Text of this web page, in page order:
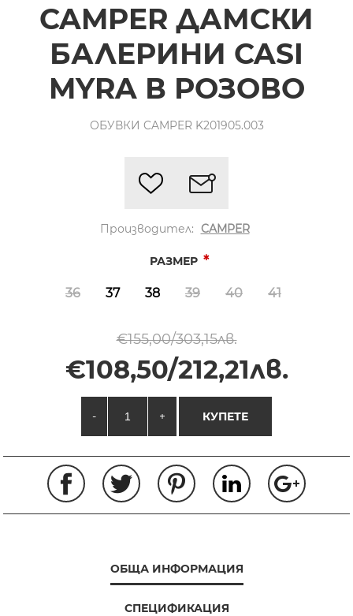
CAMPER ДАМСКИ
БАЛЕРИНИ CASI
MYRA В РОЗОВО
ОБУВКИ CAMPER K201905.003
Производител: CAMPER
РАЗМЕР *
36 37 38 39 40 41
€155,00/303,15лв.
€108,50/212,21лв.
- + КУПЕТЕ
ОБЩА ИНФОРМАЦИЯ
СПЕЦИФИКАЦИЯ